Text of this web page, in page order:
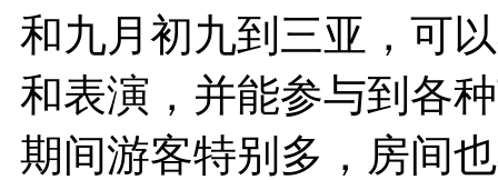
和九月初九到三亚，可
和表演，并能参与到各
期间游客特别多，房间